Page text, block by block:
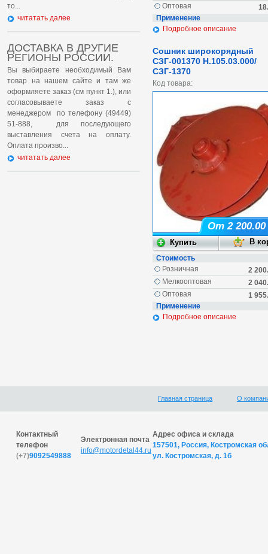
то...
читатать далее
ДОСТАВКА В ДРУГИЕ
РЕГИОНЫ РОССИИ.
Вы выбираете необходимый Вам
товар на нашем сайте и там же
оформляете заказ (см пункт 1.), или
согласовываете заказ с
менеджером по телефону (49449)
51-888, для последующего
выставления счета на оплату.
Оплата произво...
читатать далее
Оптовая
Применение
Подробное описание
Сошник широкорядный
СЗГ-001370 Н.105.03.000/
СЗГ-1370
Код товара:
От 2 200.00
Стоимость
2
Розничная
2
Мелкооптовая
1
Оптовая
Применение
Подробное описание
Главная страница О
Контактный
телефон
(+7)9092549888
Электронная почта
info@motordetal44.ru
Адрес офиса и склада
157501, Россия, Костромская
ул. Костромская, д. 1б